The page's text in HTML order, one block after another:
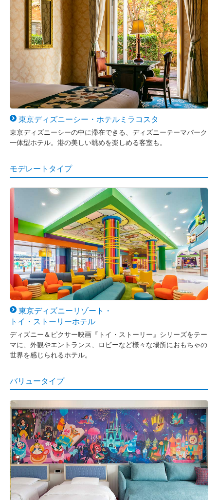
東京ディズニーシー・ ホテルミラコスタ
東京ディズニーシーの中に滞在できる、ディズニーテーマパーク
一体型ホテル。港の美しい眺めを楽しめる客室も。
モデレートタイプ
東京ディズニーリゾート・
トイ・ストーリーホテル
ディズニー＆ピクサー映画『トイ・ストーリー』シリーズをテー
マに、外観やエントランス、ロビーなど様々な場所におもちゃの
世界を感じられるホテル。
バリュータイプ